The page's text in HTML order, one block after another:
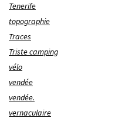
Tenerife
topographie
Traces
Triste camping
vélo
vendée
vendée.
vernaculaire